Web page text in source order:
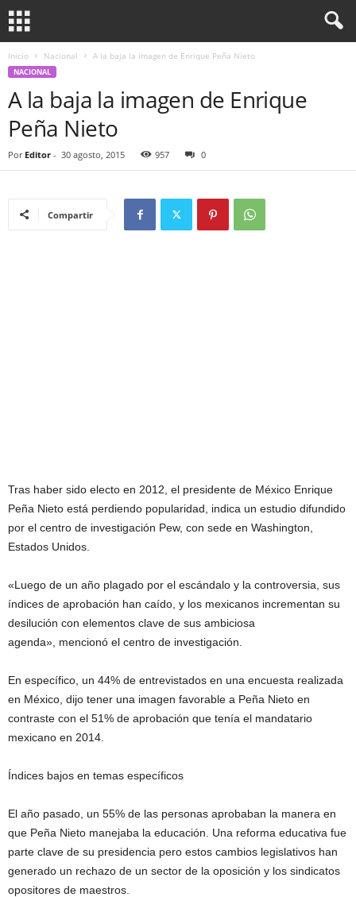
Inicio Nacional A la baja la imagen de Enrique Peña Nieto
NACIONAL
A la baja la imagen de Enrique
Peña Nieto
Por Editor - 30 agosto, 2015 957 0
Compartir
Tras haber sido electo en 2012, el presidente de México Enrique
Peña Nieto está perdiendo popularidad, indica un estudio difundido
por el centro de investigación Pew, con sede en Washington,
Estados Unidos.
«Luego de un año plagado por el escándalo y la controversia, sus
índices de aprobación han caído, y los mexicanos incrementan su
desilución con elementos clave de sus ambiciosa
agenda», mencionó el centro de investigación.
En específico, un 44% de entrevistados en una encuesta realizada
en México, dijo tener una imagen favorable a Peña Nieto en
contraste con el 51% de aprobación que tenía el mandatario
mexicano en 2014.
Índices bajos en temas específicos
El año pasado, un 55% de las personas aprobaban la manera en
que Peña Nieto manejaba la educación. Una reforma educativa fue
parte clave de su presidencia pero estos cambios legislativos han
generado un rechazo de un sector de la oposición y los sindicatos
opositores de maestros.